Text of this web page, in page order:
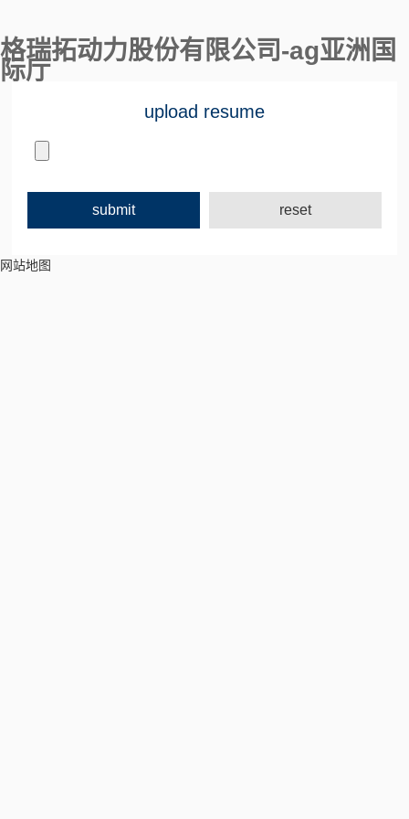
格瑞拓动力股份有限公司-ag亚洲国
际厅
upload resume
网站地图